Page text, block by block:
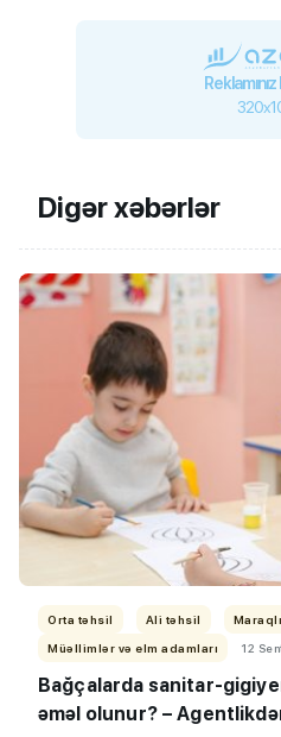
Digər xəbərlər
Orta təhsil Ali təhsil
Maraqlı
Müəllimlər və elm adamları
12
Bağçalarda sanitar-
əməl olunur? –